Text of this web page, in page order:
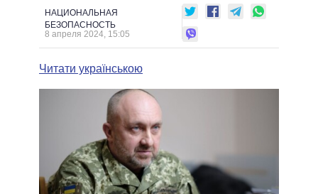
НАЦИОНАЛЬНАЯ
БЕЗОПАСНОСТЬ
8 апреля 2024, 15:05
Читати українською